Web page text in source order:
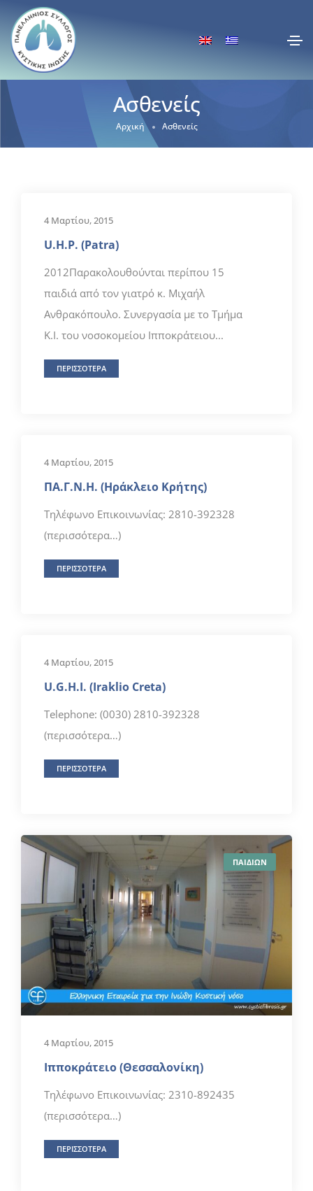
Ασθενείς
Αρχική Ασθενείς
4 Μαρτίου, 2015
U.H.P. (Patra)
2012Παρακολουθούνται περίπου 15
παιδιά από τον γιατρό κ. Μιχαήλ
Ανθρακόπουλο. Συνεργασία με το Τμήμα
Κ.Ι. του νοσοκομείου Ιπποκράτειου...
ΠΕΡΙΣΣΟΤΕΡΑ
4 Μαρτίου, 2015
ΠΑ.Γ.Ν.Η. (Ηράκλειο Κρήτης)
Τηλέφωνο Επικοινωνίας: 2810-392328
(περισσότερα…)
ΠΕΡΙΣΣΟΤΕΡΑ
4 Μαρτίου, 2015
U.G.H.I. (Iraklio Creta)
Telephone: (0030) 2810-392328
(περισσότερα…)
ΠΕΡΙΣΣΟΤΕΡΑ
ΠΑΙΔΙΩΝ
4 Μαρτίου, 2015
Ιπποκράτειο (Θεσσαλονίκη)
Τηλέφωνο Επικοινωνίας: 2310-892435
(περισσότερα…)
ΠΕΡΙΣΣΟΤΕΡΑ